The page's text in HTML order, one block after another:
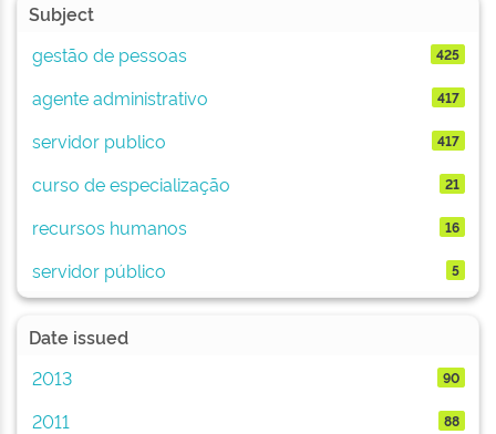
Subject
gestão de pessoas
425
agente administrativo 417
servidor publico 417
curso de especialização 21
recursos humanos 16
servidor público 5
Date issued
2013
90
2011 88